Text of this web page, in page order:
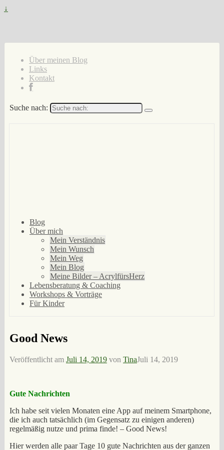
↓
Über meinen Blog
Links
Kontakt
Suche nach:
Blog
Über mich
Mein Verständnis
Mein Wunsch
Mein Weg
Mein Blog
Meine Bilder – AcrylfürsHerz
Lebensberatung & Coaching
Workshops & Vorträge
Für Kinder
Good News
Veröffentlicht am Juli 14, 2019 von TinaJuli 14, 2019
Gute Nachrichten
Ich habe seit vielen Monaten eine App auf meinem Smartphone,
die ich auch tatsächlich (im Gegensatz zu einigen anderen)
regelmäßig nutze und prima finde! – Good News!
Hier werden alle paar Tage 10 gute Nachrichten aus der ganzen